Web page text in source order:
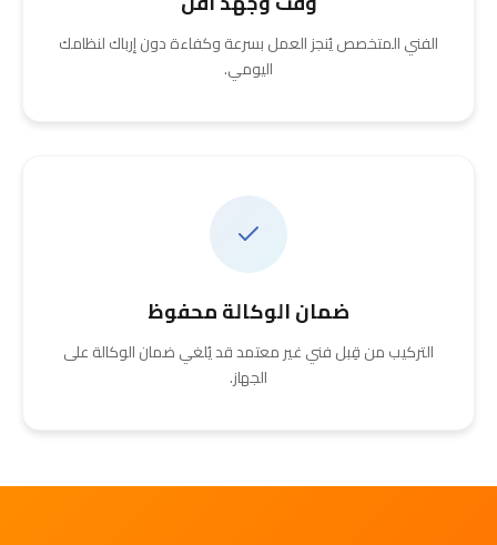
الفني المتخصص يُنجز العمل بسرعة وكفاءة دون إرباك لنظامك
اليومي.
ضمان الوكالة محفوظ
التركيب من قِبل فني غير معتمد قد يُلغي ضمان الوكالة على
الجهاز.